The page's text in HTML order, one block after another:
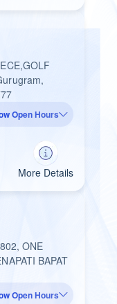
Open Hours
More Details
ONE
BAPAT
Open Hours